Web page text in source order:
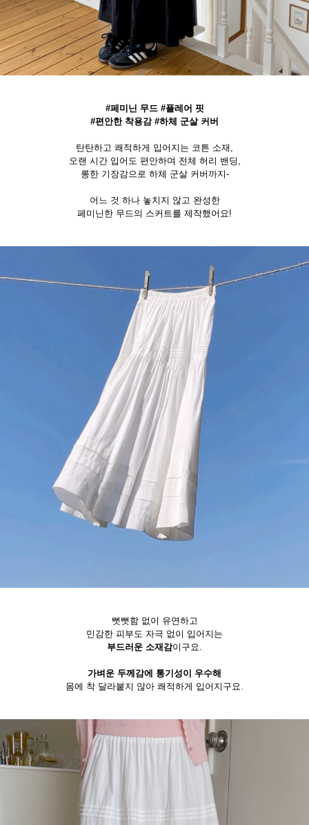
#페미닌 무드 #플레어 핏
#편안한 착용감 #하체 군살 커버
탄탄하고 쾌적하게 입어지는 코튼 소재,
오랜 시간 입어도 편안하며 전체 허리 밴딩,
롱한 기장감으로 하체 군살 커버까지-
어느 것 하나 놓치지 않고 완성한
페미닌한 무드의 스커트를 제작했어요!
뻣뻣함 없이 유연하고
민감한 피부도 자극 없이 입어지는
부드러운 소재감이구요.
가벼운 두께감에 통기성이 우수해
몸에 착 달라붙지 않아 쾌적하게 입어지구요.